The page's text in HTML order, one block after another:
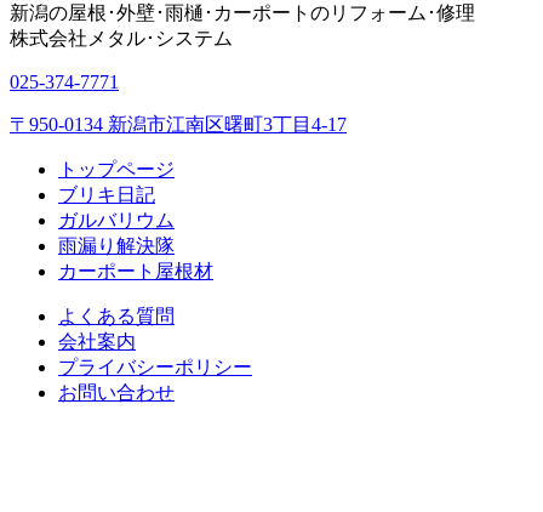
新潟の屋根･外壁･雨樋･カーポートのリフォーム･修理
株式会社 メタル･システム
025-374-7771
〒950-0134 新潟市江南区曙町3丁目4-17
トップページ
ブリキ日記
ガルバリウム
雨漏り解決隊
カーポート屋根材
よくある質問
会社案内
プライバシーポリシー
お問い合わせ